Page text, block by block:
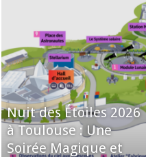
Nuit des Étoiles 2026
à Toulouse : Une
Soirée Magique et